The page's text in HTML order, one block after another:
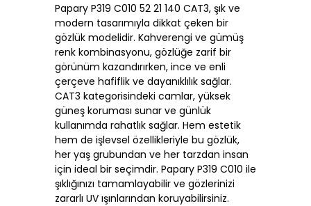
Papary P319 C010 52 21 140 CAT3, şık ve
modern tasarımıyla dikkat çeken bir
gözlük modelidir. Kahverengi ve gümüş
renk kombinasyonu, gözlüğe zarif bir
görünüm kazandırırken, ince ve enli
çerçeve hafiflik ve dayanıklılık sağlar.
CAT3 kategorisindeki camlar, yüksek
güneş koruması sunar ve günlük
kullanımda rahatlık sağlar. Hem estetik
hem de işlevsel özellikleriyle bu gözlük,
her yaş grubundan ve her tarzdan insan
için ideal bir seçimdir. Papary P319 C010 ile
şıklığınızı tamamlayabilir ve gözlerinizi
zararlı UV ışınlarından koruyabilirsiniz.